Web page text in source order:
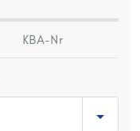
KBA-Nr